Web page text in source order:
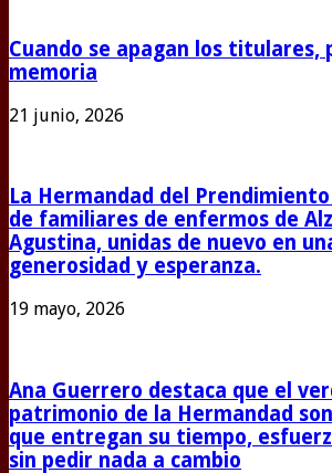
Cuando se apagan los titulares,
memoria
21 junio, 2026
La Hermandad del
de familiares de enfermos de
Agustina, unidas de nuevo en
generosidad y esperanza.
19 mayo, 2026
Ana Guerrero destaca que el
patrimonio de la Hermandad
que entregan su tiempo,
sin pedir nada a cambio